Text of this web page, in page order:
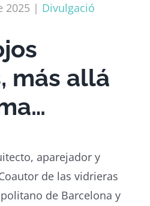
2025 | Divulgació
más allá
aparejador y
de las vidrieras
de Barcelona y